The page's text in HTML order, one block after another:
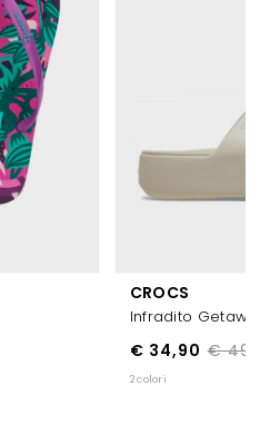
CROCS
Infradito
€
€ 34,90
2 colori